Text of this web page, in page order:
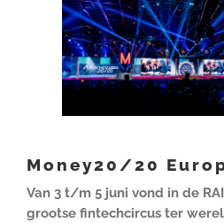
Larger
Image
Money20/20
Van 3 t/m 5 juni vond in de
grootse fintechcircus ter